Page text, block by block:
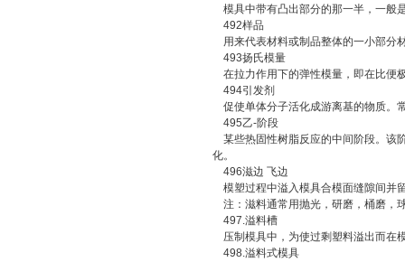
模具中带有凸出部分的那一半，一般
492样品
用来代表材料或制品整体的一小部分
493扬氏模量
在拉力作用下的弹性模量，即在比便
494引发剂
促使单体分子活化成游离基的物质。
495乙-阶段
某些热固性树脂反应的中间阶段。该
化。
496滋边 飞边
模塑过程中溢入模具合模面缝隙间并
注：滋料通常用抛光，研磨，桶磨，
497.溢料槽
压制模具中，为使过剩塑料溢出而在
498.溢料式模具